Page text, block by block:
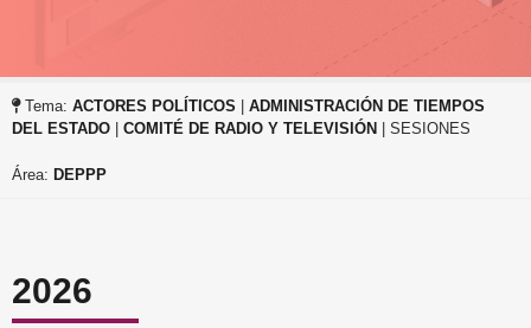
Tema: ACTORES POLÍTICOS
ADMINISTRACIÓN DE TIEMPOS
DEL ESTADO
COMITÉ DE RADIO Y TELEVISIÓN | SESIONES
Área: DEPPP
2026